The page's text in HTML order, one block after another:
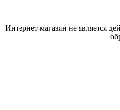
Интернет-магазин не является